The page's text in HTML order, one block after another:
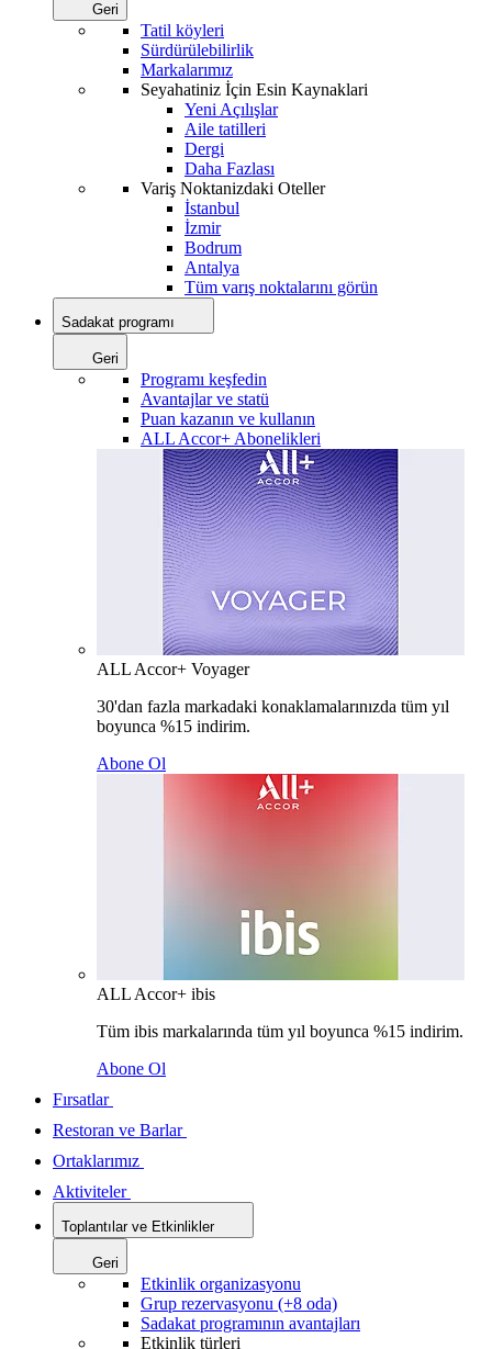
Geri
Tatil köyleri
Sürdürülebilirlik
Markalarımız
Seyahatiniz İçin Esin Kaynaklari
Yeni Açılışlar
Aile tatilleri
Dergi
Daha Fazlası
Variş Noktanizdaki Oteller
İstanbul
İzmir
Bodrum
Antalya
Tüm varış noktalarını görün
Sadakat programı
Geri
Programı keşfedin
Avantajlar ve statü
Puan kazanın ve kullanın
ALL Accor+ Abonelikleri
ALL Accor+ Voyager
30'dan fazla markadaki konaklamalarınızda tüm yıl
boyunca %15 indirim.
Abone Ol
ALL Accor+ ibis
Tüm ibis markalarında tüm yıl boyunca %15 indirim.
Abone Ol
Fırsatlar
Restoran ve Barlar
Ortaklarımız
Aktiviteler
Toplantılar ve Etkinlikler
Geri
Etkinlik organizasyonu
Grup rezervasyonu (+8 oda)
Sadakat programının avantajları
Etkinlik türleri